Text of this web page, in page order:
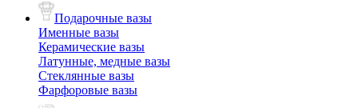
Подарочные вазы
Именные вазы
Керамические вазы
Латунные, медные вазы
Стеклянные вазы
Фарфоровые вазы